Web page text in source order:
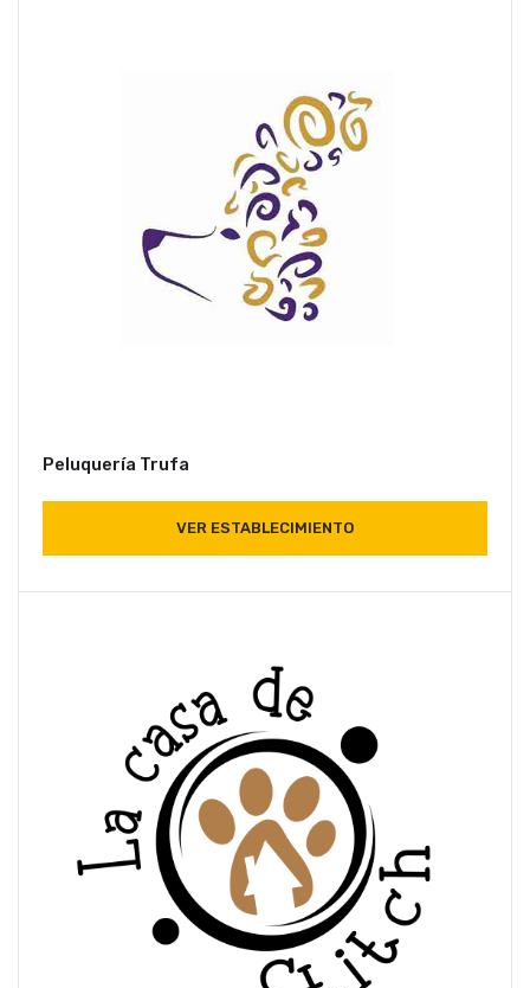
Peluquería Trufa
VER ESTABLECIMIENTO